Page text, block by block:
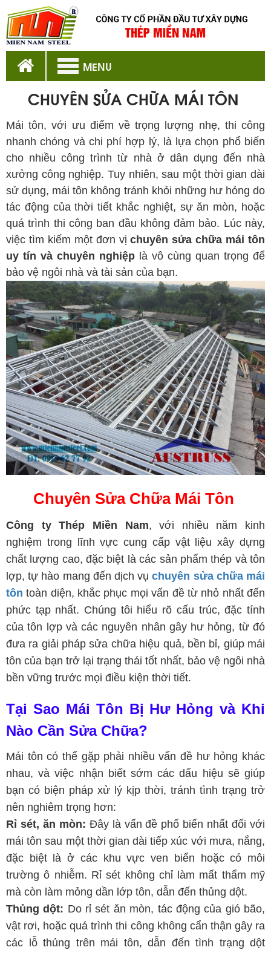
MENU
CHUYÊN SỬA CHỮA MÁI TÔN
Mái tôn, với ưu điểm về trọng lượng nhẹ, thi công
nhanh chóng và chi phí hợp lý, là lựa chọn phổ biến
cho nhiều công trình từ nhà ở dân dụng đến nhà
xưởng công nghiệp. Tuy nhiên, sau một thời gian dài
sử dụng, mái tôn không tránh khỏi những hư hỏng do
tác động của thời tiết khắc nghiệt, sự ăn mòn, hoặc
quá trình thi công ban đầu không đảm bảo. Lúc này,
việc tìm kiếm một đơn vịchuyên sửa chữa mái tôn
uy tín và chuyên nghiệp là vô cùng quan trọng để
bảo vệ ngôi nhà và tài sản của bạn.
Chuyên Sửa Chữa Mái Tôn
Công ty Thép Miền Nam, với nhiều năm kinh
nghiệm trong lĩnh vực cung cấp vật liệu xây dựng
chất lượng cao, đặc biệt là các sản phẩm thép và tôn
lợp, tự hào mang đến dịch vụchuyên sửa chữa mái
tôn toàn diện, khắc phục mọi vấn đề từ nhỏ nhất đến
phức tạp nhất. Chúng tôi hiểu rõ cấu trúc, đặc tính
của tôn lợp và các nguyên nhân gây hư hỏng, từ đó
đưa ra giải pháp sửa chữa hiệu quả, bền bỉ, giúp mái
tôn của bạn trở lại trạng thái tốt nhất, bảo vệ ngôi nhà
bền vững trước mọi điều kiện thời tiết.
Tại Sao Mái Tôn Bị Hư Hỏng và Khi
Nào Cần Sửa Chữa?
Mái tôn có thể gặp phải nhiều vấn đề hư hỏng khác
nhau, và việc nhận biết sớm các dấu hiệu sẽ giúp
bạn có biện pháp xử lý kịp thời, tránh tình trạng trở
nên nghiêm trọng hơn:
Rỉ sét, ăn mòn: Đây là vấn đề phổ biến nhất đối với
mái tôn sau một thời gian dài tiếp xúc với mưa, nắng,
đặc biệt là ở các khu vực ven biển hoặc có môi
trường ô nhiễm. Rỉ sét không chỉ làm mất thẩm mỹ
mà còn làm mỏng dần lớp tôn, dẫn đến thủng dột.
Thủng dột: Do rỉ sét ăn mòn, tác động của gió bão,
vật rơi, hoặc quá trình thi công không cẩn thận gây ra
các lỗ thủng trên mái tôn, dẫn đến tình trạng dột